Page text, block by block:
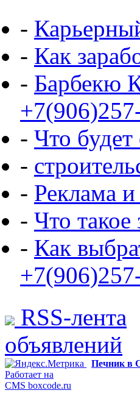
-
- Как
- Барбекю
- Что будет
-
- Реклама и
- Что
- Как
RSS-лента
объявлений
Печник в
Работает на
CMS boxcode.ru